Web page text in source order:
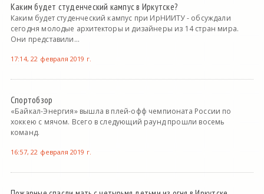
Каким будет студенческий кампус в Иркутске?
Каким будет студенческий кампус при ИрНИИТУ - обсуждали
сегодня молодые архитекторы и дизайнеры из 14 стран мира.
Они представили...
17:14, 22 февраля 2019 г.
Спортобзор
«Байкал-Энергия» вышла в плей-офф чемпионата России по
хоккею с мячом. Всего в следующий раунд прошли восемь
команд.
16:57, 22 февраля 2019 г.